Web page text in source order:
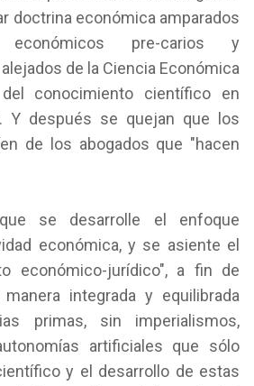
doctrina económica amparados
pre-carios y
de la Ciencia Económica
conocimiento científico en
Y después se quejan que los
de los abogados que "hacen
se desarrolle el enfoque
económica, y se asiente el
económico-jurídico", a fin de
integrada y equilibrada
primas, sin imperialismos,
artificiales que sólo
y el desarrollo de estas